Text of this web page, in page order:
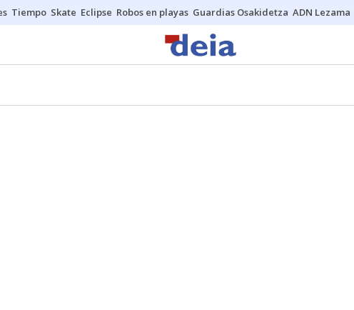
Tiempo Skate Eclipse Robos en playas Guardias Osakidetza ADN Lezama